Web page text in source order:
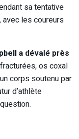
sa tentative
avec les coureurs
a dévalé près
os coxal
corps soutenu par
d’athlète